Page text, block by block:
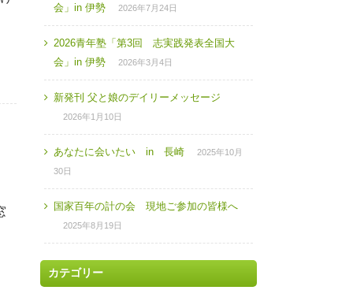
会」in 伊勢
2026年7月24日
2026青年塾「第3回 志実践発表全国大
会」in 伊勢
2026年3月4日
新発刊 父と娘のデイリーメッセージ
2026年1月10日
あなたに会いたい in 長崎
2025年10月
30日
国家百年の計の会 現地ご参加の皆様へ
2025年8月19日
カテゴリー